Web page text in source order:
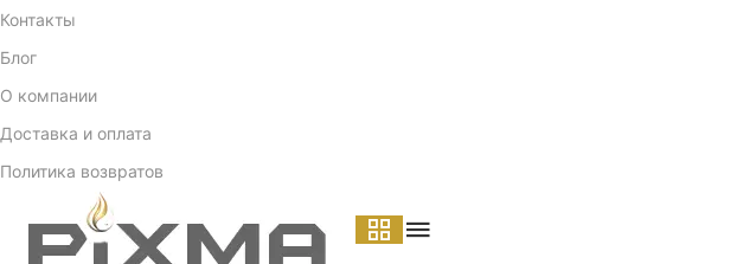
Контакты
Блог
О компании
Доставка и оплата
Политика возвратов